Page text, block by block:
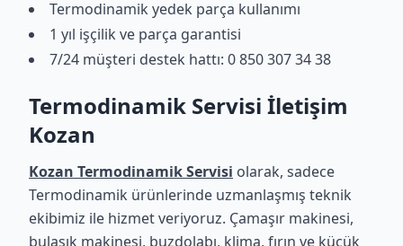
Termodinamik yedek parça kullanımı
1 yıl işçilik ve parça garantisi
7/24 müşteri destek hattı: 0 850 307 34 38
Termodinamik Servisi İletişim
Kozan
Kozan Termodinamik Servisi olarak, sadece
Termodinamik ürünlerinde uzmanlaşmış teknik
ekibimiz ile hizmet veriyoruz. Çamaşır makinesi,
bulaşık makinesi, buzdolabı, klima, fırın ve küçük